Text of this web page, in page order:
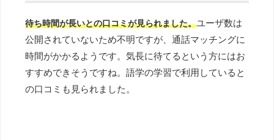
待ち時間が長いとの口コミが見られました。ユーザ数は
公開されていないため不明ですが、通話マッチングに
時間がかかるようです。気長に待てるという方にはお
すすめできそうですね。語学の学習で利用していると
の口コミも見られました。